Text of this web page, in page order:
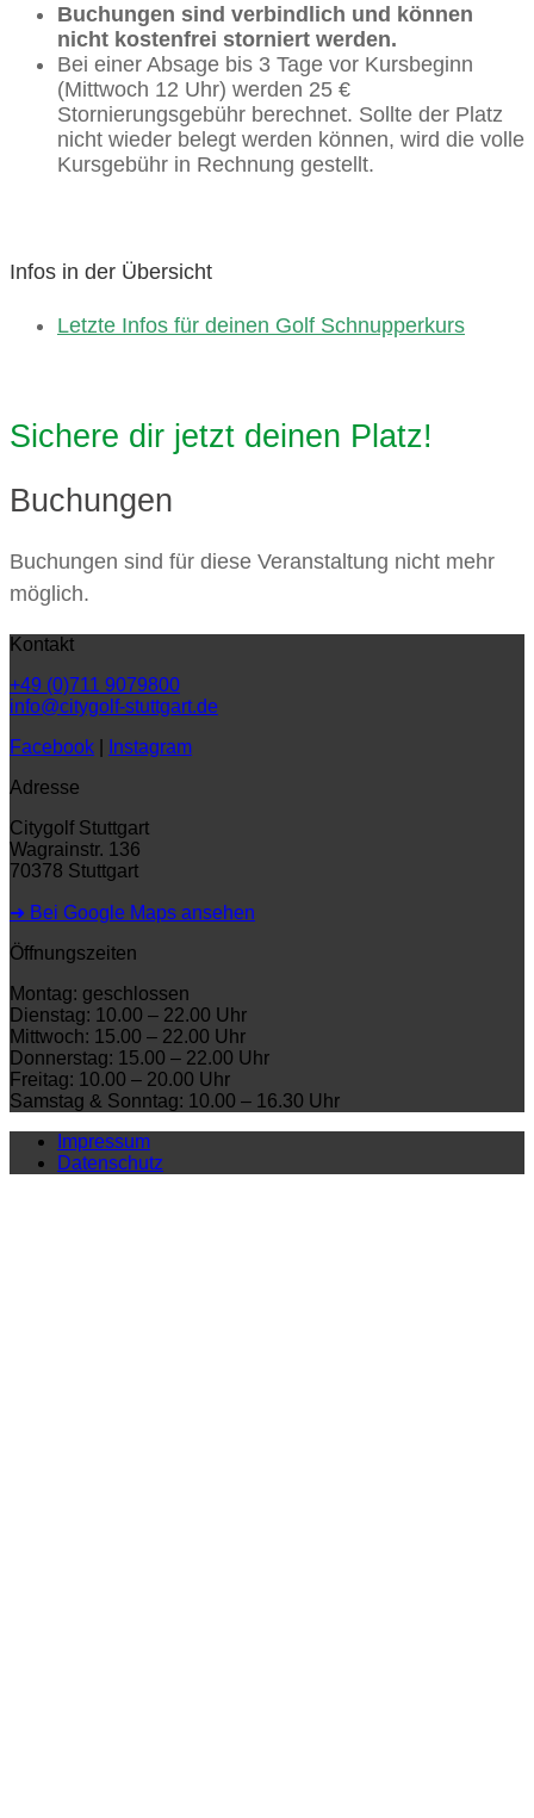
Buchungen sind verbindlich und können
nicht kostenfrei storniert werden.
Bei einer Absage bis 3 Tage vor Kursbeginn
(Mittwoch 12 Uhr) werden 25 €
Stornierungsgebühr berechnet. Sollte der Platz
nicht wieder belegt werden können, wird die volle
Kursgebühr in Rechnung gestellt.
Infos in der Übersicht
Letzte Infos für deinen Golf Schnupperkurs
Sichere dir jetzt deinen Platz!
Buchungen
Buchungen sind für diese Veranstaltung nicht mehr
möglich.
Kontakt
+49 (0)711 9079800
info@citygolf-stuttgart.de
Facebook
Instagram
Adresse
Citygolf Stuttgart
Wagrainstr. 136
70378 Stuttgart
➜ Bei Google Maps ansehen
Öffnungszeiten
Montag: geschlossen
Dienstag: 10.00 – 22.00 Uhr
Mittwoch: 15.00 – 22.00 Uhr
Donnerstag: 15.00 – 22.00 Uhr
Freitag: 10.00 – 20.00 Uhr
Samstag & Sonntag: 10.00 – 16.30 Uhr
Impressum
Datenschutz